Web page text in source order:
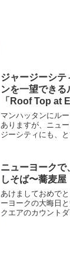
ジャージーシテ
ンを一望でき
「Roof Top at
Place」
マンハッタンにル
ありますが、ニュ
ジーシティにも、
面側。ワンワール
中心に、マンハッ
ニューヨークで
しそば〜蕎麦屋
あけましておめで
ーヨークの大晦日
クエアのカウント